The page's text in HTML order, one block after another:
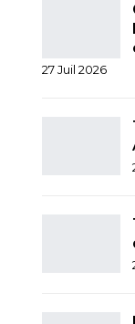
27 Juil 2026